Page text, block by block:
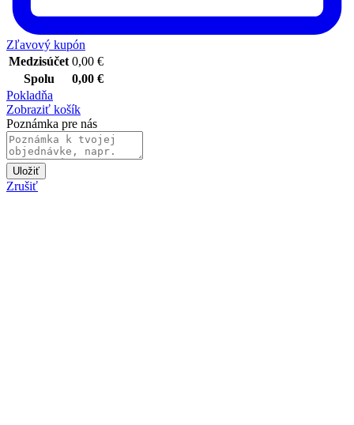
Zľavový kupón
Medzisúčet 0,00 €
Spolu
0,00 €
Pokladňa
Zobraziť košík
Poznámka pre nás
Uložiť
Zrušiť